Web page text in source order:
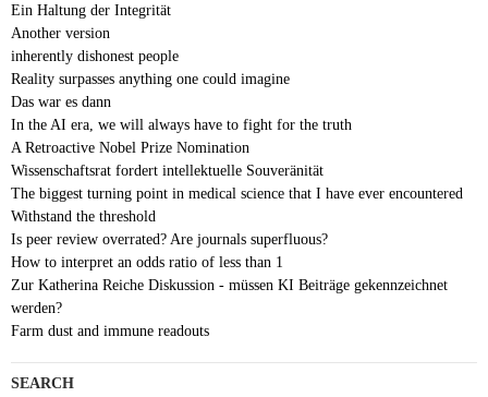
Ein Haltung der Integrität
Another version
inherently dishonest people
Reality surpasses anything one could imagine
Das war es dann
In the AI era, we will always have to fight for the truth
A Retroactive Nobel Prize Nomination
Wissenschaftsrat fordert intellektuelle Souveränität
The biggest turning point in medical science that I have ever encountered
Withstand the threshold
Is peer review overrated? Are journals superfluous?
How to interpret an odds ratio of less than 1
Zur Katherina Reiche Diskussion - müssen KI Beiträge gekennzeichnet
werden?
Farm dust and immune readouts
SEARCH